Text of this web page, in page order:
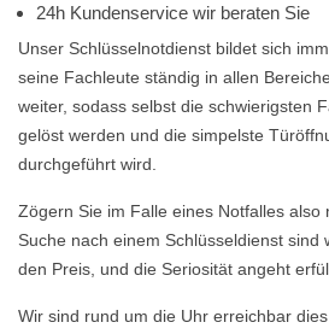
24h Kundenservice wir beraten Sie
Unser Schlüsselnotdienst bildet sich
seine Fachleute ständig in allen
weiter, sodass selbst die schwierigsten
gelöst werden und die simpelste
durchgeführt wird.
Zögern Sie im Falle eines Notfalles also
Suche nach einem Schlüsseldienst sind
den Preis, und die Seriosität angeht
Wir sind rund um die Uhr erreichbar